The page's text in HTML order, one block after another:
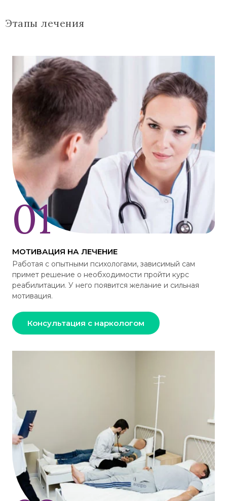
Этапы лечения
МОТИВАЦИЯ НА ЛЕЧЕНИЕ
Работая с опытными психологами, зависимый сам
примет решение о необходимости пройти курс
реабилитации. У него появится желание и сильная
мотивация.
Консультация с наркологом